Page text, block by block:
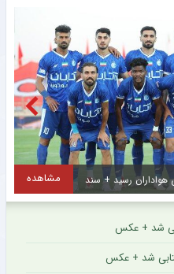
هواداران رسید + سند مشاهده
شد + عکس
شد + عکس